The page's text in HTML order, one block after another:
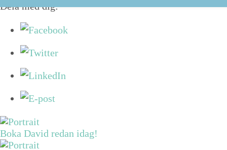
Dela med dig:
Boka David redan idag!